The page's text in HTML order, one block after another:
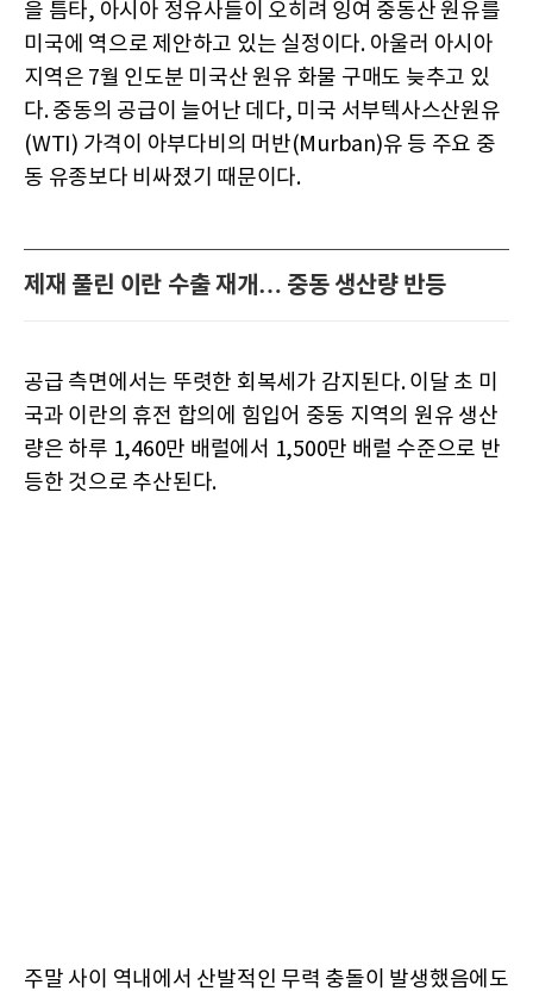
을 틈타, 아시아 정유사들이 오히려 잉여 중동산 원유를
미국에 역으로 제안하고 있는 실정이다. 아울러 아시아
지역은 7월 인도분 미국산 원유 화물 구매도 늦추고 있
다. 중동의 공급이 늘어난 데다, 미국 서부텍사스산원유
(WTI) 가격이 아부다비의 머반(Murban)유 등 주요 중
동 유종보다 비싸졌기 때문이다.
제재 풀린 이란 수출 재개… 중동 생산량 반등
공급 측면에서는 뚜렷한 회복세가 감지된다. 이달 초 미
국과 이란의 휴전 합의에 힘입어 중동 지역의 원유 생산
량은 하루 1,460만 배럴에서 1,500만 배럴 수준으로 반
등한 것으로 추산된다.
주말 사이 역내에서 산발적인 무력 충돌이 발생했음에도